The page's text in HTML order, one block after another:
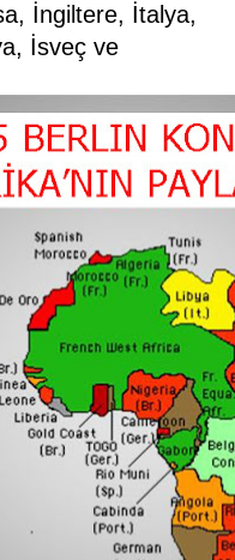
İngiltere, İtalya,
İsveç ve